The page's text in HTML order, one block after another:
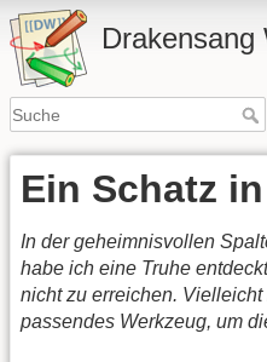
Drakensang
Ein Schatz
In der geheimnisvollen
habe ich eine Truhe
nicht zu erreichen.
passendes Werkzeug, um